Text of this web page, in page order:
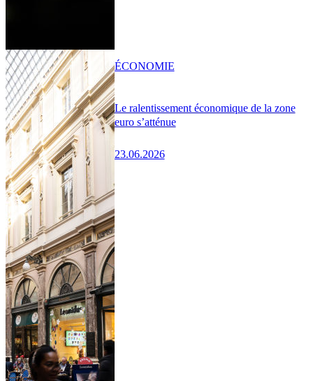
Le ralentissement économique de la zone
euro s’atténue
23.06.2026
ÉCONOMIE